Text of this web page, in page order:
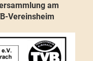
am
Vereinsheim